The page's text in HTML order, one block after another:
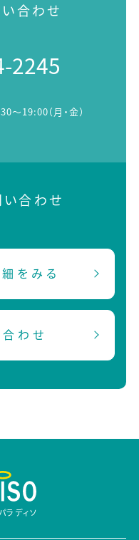
合わせ
2245
～19:00（月・金）
合わせ
をみる
わせ
ラディソ